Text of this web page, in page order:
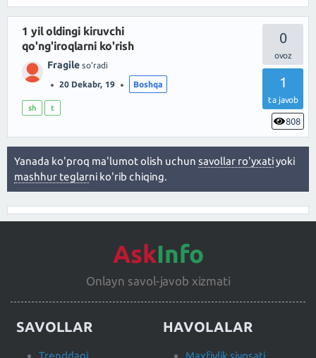
0
1
ta javob
808
1 yil oldingi kiruvchi
qo'ng'iroqlarni ko'rish
Fragile so'radi
20 Dekabr, 19 Boshqa
sh t
Yanada ko'proq ma'lumot olish uchun savollar ro'yxatiyoki
mashhur teglarni ko'rib chiqing.
AskInfo
Onlayn savol-javob xizmati
SAVOLLAR
Trenddagi
HAVOLALAR
Maxfiylik siyosati